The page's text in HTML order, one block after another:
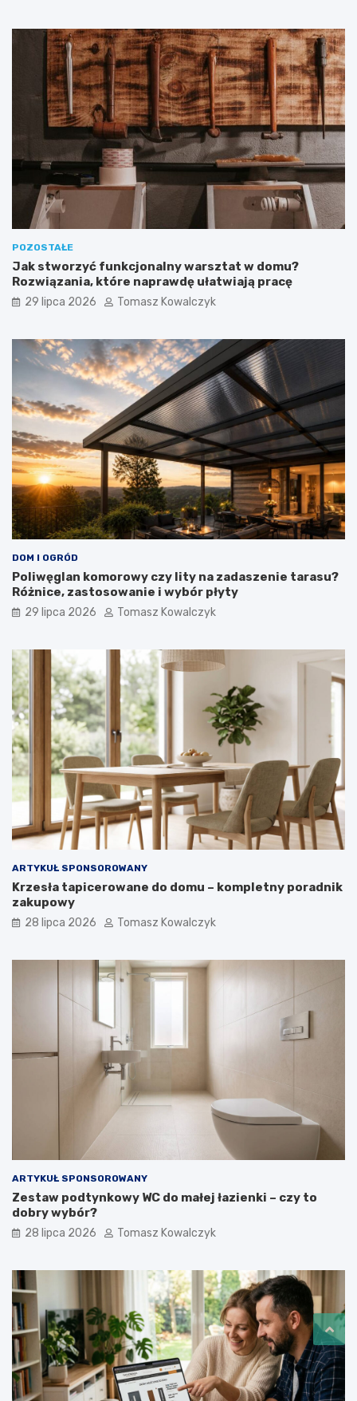
POZOSTAŁE
Jak stworzyć funkcjonalny warsztat w domu?
Rozwiązania, które naprawdę ułatwiają pracę
29 lipca 2026 Tomasz Kowalczyk
DOM I OGRÓD
Poliwęglan komorowy czy lity na zadaszenie tarasu?
Różnice, zastosowanie i wybór płyty
29 lipca 2026 Tomasz Kowalczyk
ARTYKUŁ SPONSOROWANY
Krzesła tapicerowane do domu – kompletny poradnik
zakupowy
28 lipca 2026 Tomasz Kowalczyk
ARTYKUŁ SPONSOROWANY
Zestaw podtynkowy WC do małej łazienki – czy to
dobry wybór?
28 lipca 2026 Tomasz Kowalczyk